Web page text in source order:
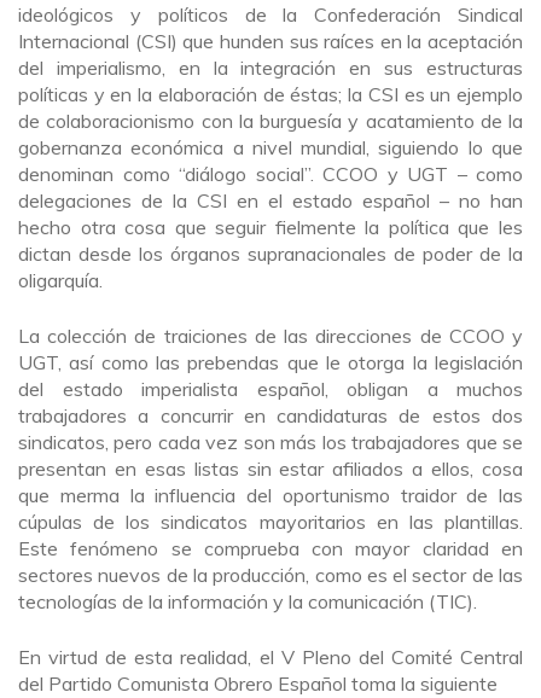
ideológicos y políticos de la Confederación Sindical
Internacional (CSI) que hunden sus raíces en la aceptación
del imperialismo, en la integración en sus estructuras
políticas y en la elaboración de éstas; la CSI es un ejemplo
de colaboracionismo con la burguesía y acatamiento de la
gobernanza económica a nivel mundial, siguiendo lo que
denominan como “diálogo social”. CCOO y UGT – como
delegaciones de la CSI en el estado español – no han
hecho otra cosa que seguir fielmente la política que les
dictan desde los órganos supranacionales de poder de la
oligarquía.
La colección de traiciones de las direcciones de CCOO y
UGT, así como las prebendas que le otorga la legislación
del estado imperialista español, obligan a muchos
trabajadores a concurrir en candidaturas de estos dos
sindicatos, pero cada vez son más los trabajadores que se
presentan en esas listas sin estar afiliados a ellos, cosa
que merma la influencia del oportunismo traidor de las
cúpulas de los sindicatos mayoritarios en las plantillas.
Este fenómeno se comprueba con mayor claridad en
sectores nuevos de la producción, como es el sector de las
tecnologías de la información y la comunicación (TIC).
En virtud de esta realidad, el V Pleno del Comité Central
del Partido Comunista Obrero Español toma la siguiente